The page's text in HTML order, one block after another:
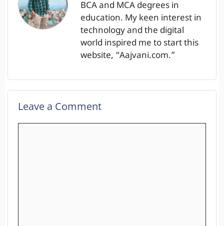
BCA and MCA degrees in
education. My keen interest in
technology and the digital
world inspired me to start this
website, “Aajvani.com.”
Leave a Comment